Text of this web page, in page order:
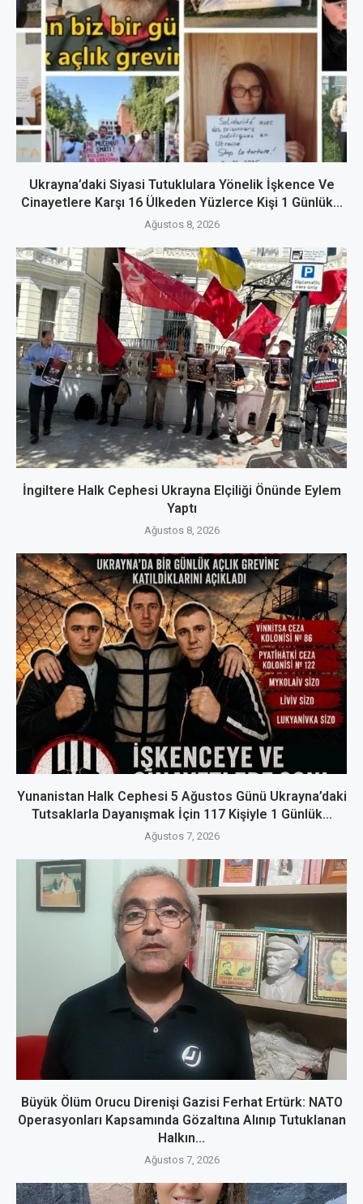
Ukrayna’daki Siyasi Tutuklulara Yönelik İşkence Ve
Cinayetlere Karşı 16 Ülkeden Yüzlerce Kişi 1 Günlük...
Ağustos 8, 2026
İngiltere Halk Cephesi Ukrayna Elçiliği Önünde Eylem
Yaptı
Ağustos 8, 2026
Yunanistan Halk Cephesi 5 Ağustos Günü Ukrayna’daki
Tutsaklarla Dayanışmak İçin 117 Kişiyle 1 Günlük...
Ağustos 7, 2026
Büyük Ölüm Orucu Direnişi Gazisi Ferhat Ertürk: NATO
Operasyonları Kapsamında Gözaltına Alınıp Tutuklanan
Halkın...
Ağustos 7, 2026